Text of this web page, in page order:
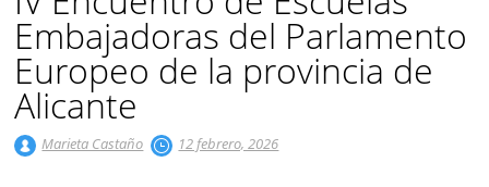
Embajadoras del Parlamento
Europeo de la provincia de
Alicante
Marieta Castaño 12 febrero, 2026